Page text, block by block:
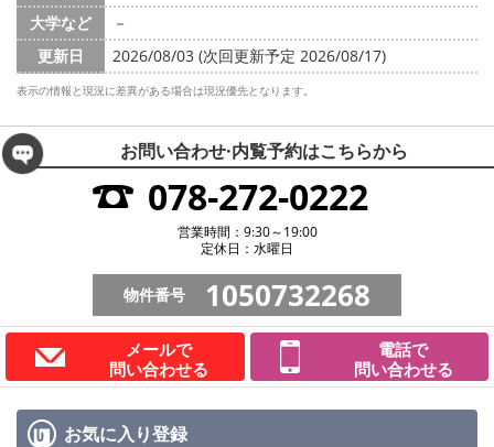
大学など
－
更新日
2026/08/03 (次回更新予定 2026/08/17)
表示の情報と現況に差異がある場合は現況優先となります。
お問い合わせ·内覧予約はこちらから
078-272-0222
営業時間：9:30～19:00
定休日：水曜日
物件番号 1050732268
メールで
問い合わせる
電話で
問い合わせる
お気に入り登録